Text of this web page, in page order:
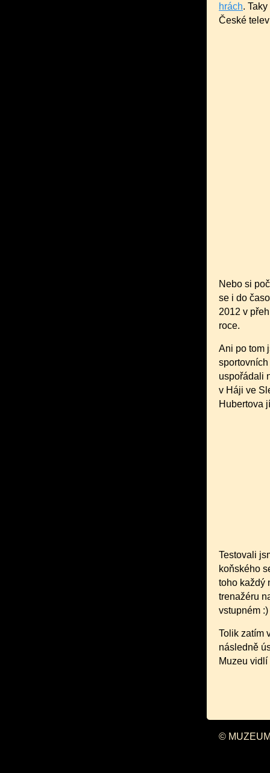
hrách.
České
Nebo si
se i do
2012 v
roce.
Ani po tom
uspořádali
v Háji ve
Hubertova
Testovali
koňského
toho každý
trenažéru
vstupném :)
Tolik zatím
následně
Muzeu
©